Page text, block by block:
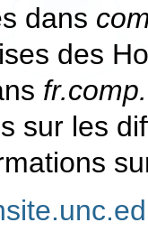
dans
des
sur les